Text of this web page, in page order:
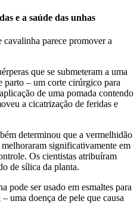
e a saúde das unhas
parece promover a
que se submeteram a uma
parto – um corte cirúrgico para
de uma pomada contendo
a cicatrização de feridas e
determinou que a vermelhidão
significativamente em
Os cientistas atribuíram
de sílica da planta.
pode ser usado em esmaltes para
uma doença de pele que causa